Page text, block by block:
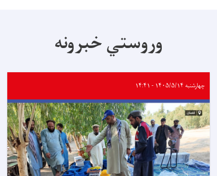
وروستي خبرونه
چهارشنبه ۱۴۰۵/۵/۱۴ - ۱۴:۴۱